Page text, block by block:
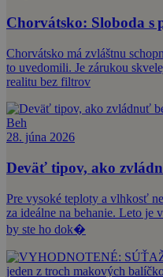
Chorvátsko: Sloboda
Chorvátsko má zvláštnu
to uvedomili. Je zárukou
realitu bez filtrov
Beh
28. júna 2026
Deväť tipov, ako
Pre vysoké teploty a vlhkosť
za ideálne na behanie. Leto je
by ste ho dok�